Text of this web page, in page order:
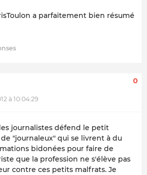
a parfaitement bien résumé
à 10:04:29
0
journalistes défend le petit
"journaleux" qui se livrent à du
bidonées pour faire de
que la profession ne s'élève pas
contre ces petits malfrats. Je